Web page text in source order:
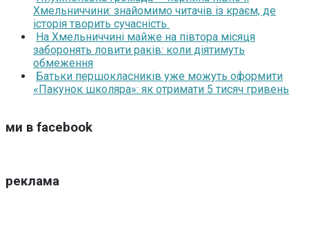
Хмельниччини: знайомимо читачів із краєм, де
історія творить сучасність
На Хмельниччині майже на півтора місяця
заборонять ловити раків: коли діятимуть
обмеження
Батьки першокласників уже можуть оформити
«Пакунок школяра»: як отримати 5 тисяч гривень
ми в facebook
реклама